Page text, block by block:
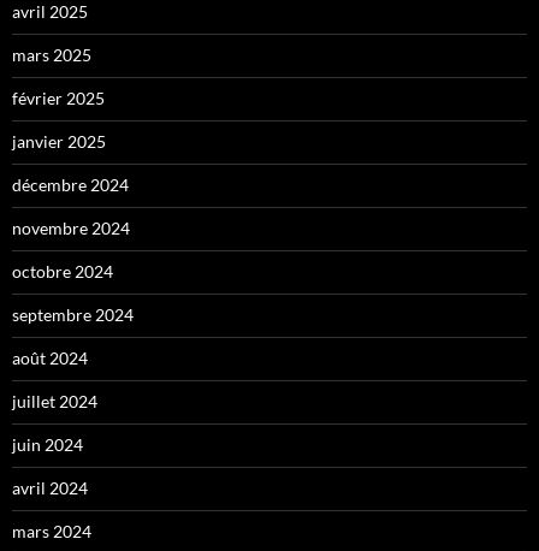
avril 2025
mars 2025
février 2025
janvier 2025
décembre 2024
novembre 2024
octobre 2024
septembre 2024
août 2024
juillet 2024
juin 2024
avril 2024
mars 2024